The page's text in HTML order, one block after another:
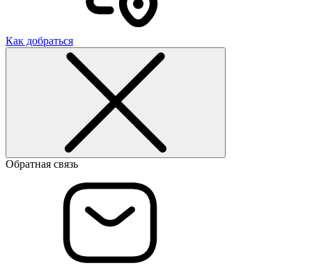
Как добраться
Обратная связь